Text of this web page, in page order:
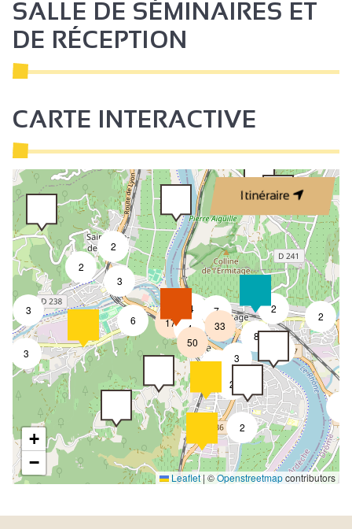
SALLE DE SÉMINAIRES ET
DE RÉCEPTION
CARTE INTERACTIVE
Itinéraire
2
2
2
2
2
8
3
3
2
3
6
4
4
17
7
2
3
50
33
+
−
Leaflet | ©Openstreetmapcontributors